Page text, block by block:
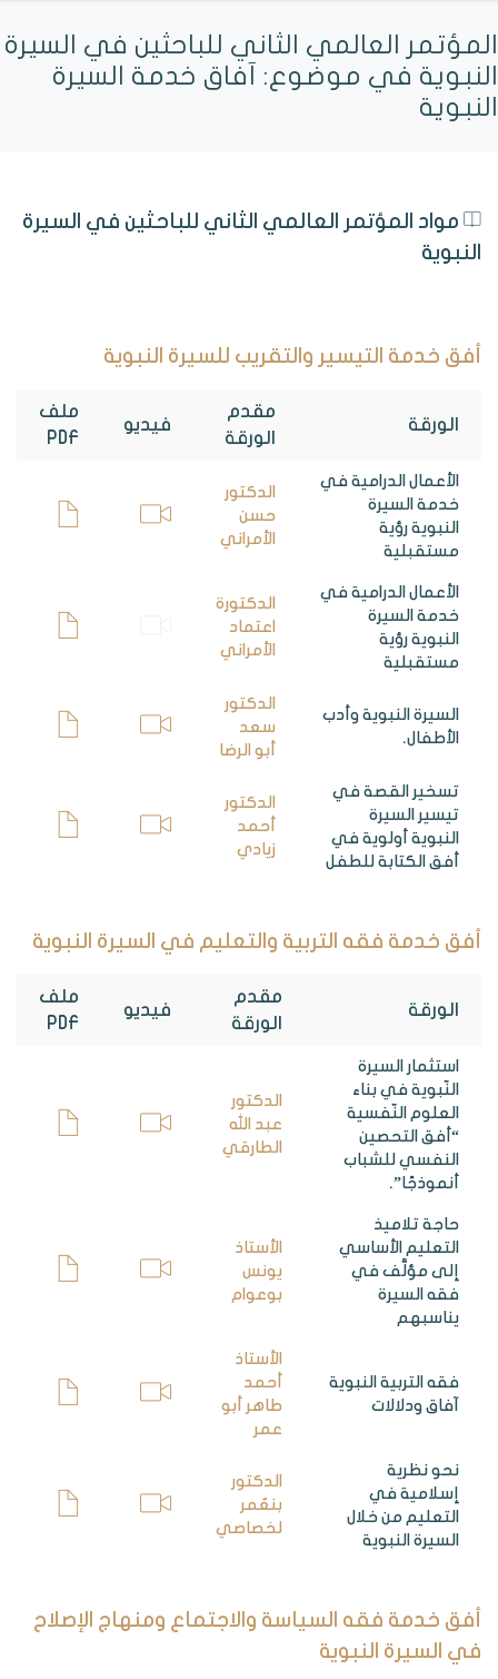
المؤتمر العالمي الثاني للباحثين في السيرة
النبوية في موضوع: آفاق خدمة السيرة
النبوية
مواد المؤتمر العالمي الثاني للباحثين في السيرة
النبوية
أفق خدمة التيسير والتقريب للسيرة النبوية
الورقة
مقدم
الورقة
فيديو
ملف
PDF
الأعمال الدرامية في
خدمة السيرة
النبوية رؤية
مستقبلية
الدكتور
حسن
الأمراني
الأعمال الدرامية في
خدمة السيرة
النبوية رؤية
مستقبلية
الدكتورة
اعتماد
الأمراني
السيرة النبوية وأدب
الأطفال.
الدكتور
سعد
أبو الرضا
تسخير القصة في
تيسير السيرة
النبوية أولوية في
أفق الكتابة للطفل
الدكتور
أحمد
زيادي
أفق خدمة فقه التربية والتعليم في السيرة النبوية
الورقة
مقدم
الورقة
فيديو
ملف
PDF
استثمار السيرة
النّبوية في بناء
العلوم النّفسية
“أفق التحصين
النفسي للشباب
أنموذجًا”.
الدكتور
عبد الله
الطارقي
حاجة تلاميذ
التعليم الأساسي
إلى مؤلَّف في
فقه السيرة
يناسبهم
الأستاذ
يونس
بوعوام
فقه التربية النبوية
آفاق ودلالات
الأستاذ
أحمد
طاهر أبو
عمر
نحو نظرية
إسلامية في
التعليم من خلال
السيرة النبوية
الدكتور
بنعُمر
لخصاصي
أفق خدمة فقه السياسة والاجتماع ومنهاج الإصلاح
في السيرة النبوية